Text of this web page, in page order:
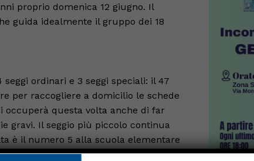
proprio domenica 12 giugno. Il
guida idealmente il gruppo dei 18
ordinari e 3 seggi speciali: il 47
per raccogliere a domicilio le schede
occuperà questa volta anche di far
gravi. Il seggio più piccolo continua
è il numero 5 alla scuola elementare
Alcuni cittadini avranno a